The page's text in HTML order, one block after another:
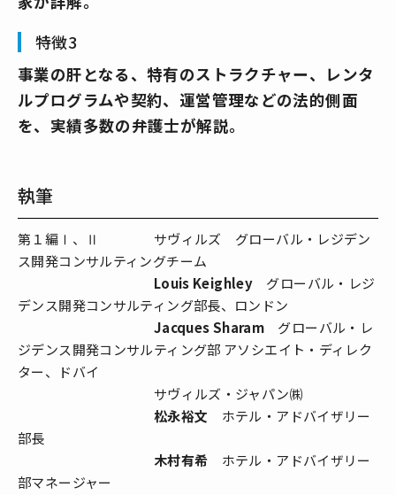
特徴3
事業の肝となる、特有のストラクチャー、レンタ
ルプログラムや契約、運営管理などの法的側面
を、実績多数の弁護士が解説。
執筆
第１編Ⅰ、Ⅱ サヴィルズ グローバル・レジデン
ス開発コンサルティングチーム
Louis Keighley グローバル・レジ
デンス開発コンサルティング部長、ロンドン
Jacques Sharam グローバル・レ
ジデンス開発コンサルティング部 アソシエイト・ディレク
ター、ドバイ
サヴィルズ・ジャパン㈱
松永裕文 ホテル・アドバイザリー
部長
木村有希 ホテル・アドバイザリー
部マネージャー